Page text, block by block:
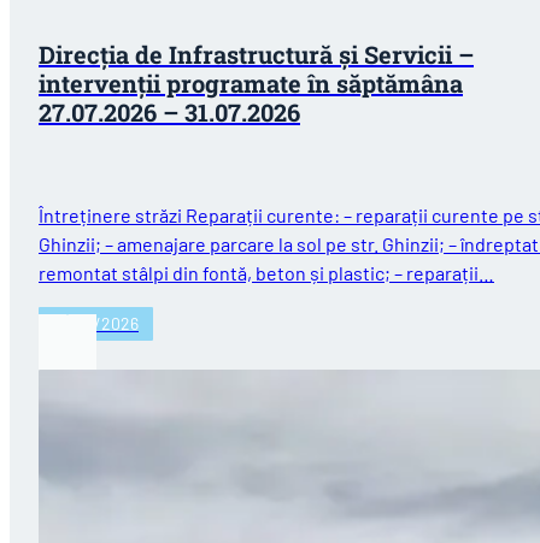
Direcția de Infrastructură și Servicii –
intervenții programate în săptămâna
27.07.2026 – 31.07.2026
Întreținere străzi Reparații curente: – reparații curente pe
Ghinzii; – amenajare parcare la sol pe str. Ghinzii; –
remontat stâlpi din fontă, beton și plastic; – reparații…
27/07/2026